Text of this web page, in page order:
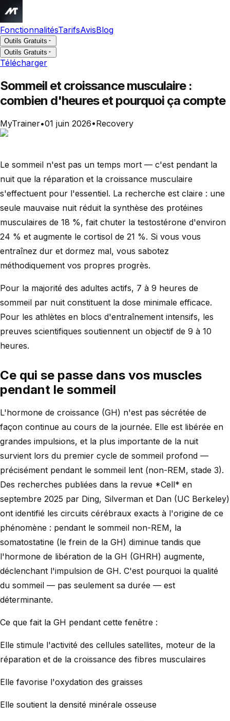
FonctionnalitésTarifsAvisBlog
Outils Gratuits
Outils Gratuits
Télécharger
Sommeil et croissance musculaire :
combien d'heures et pourquoi ça compte
MyTrainer•01 juin 2026•Recovery
Le sommeil n'est pas un temps mort — c'est pendant la
nuit que la réparation et la croissance musculaire
s'effectuent pour l'essentiel. La recherche est claire : une
seule mauvaise nuit réduit la synthèse des protéines
musculaires de 18 %, fait chuter la testostérone d'environ
24 % et augmente le cortisol de 21 %. Si vous vous
entraînez dur et dormez mal, vous sabotez
méthodiquement vos propres progrès.
Pour la majorité des adultes actifs, 7 à 9 heures de
sommeil par nuit constituent la dose minimale efficace.
Pour les athlètes en blocs d'entraînement intensifs, les
preuves scientifiques soutiennent un objectif de 9 à 10
heures.
Ce qui se passe dans vos muscles
pendant le sommeil
L'hormone de croissance (GH) n'est pas sécrétée de
façon continue au cours de la journée. Elle est libérée en
grandes impulsions, et la plus importante de la nuit
survient lors du premier cycle de sommeil profond —
précisément pendant le sommeil lent (non-REM, stade 3).
Des recherches publiées dans la revue *Cell* en
septembre 2025 par Ding, Silverman et Dan (UC Berkeley)
ont identifié les circuits cérébraux exacts à l'origine de ce
phénomène : pendant le sommeil non-REM, la
somatostatine (le frein de la GH) diminue tandis que
l'hormone de libération de la GH (GHRH) augmente,
déclenchant l'impulsion de GH. C'est pourquoi la qualité
du sommeil — pas seulement sa durée — est
déterminante.
Ce que fait la GH pendant cette fenêtre :
Elle stimule l'activité des cellules satellites, moteur de la
réparation et de la croissance des fibres musculaires
Elle favorise l'oxydation des graisses
Elle soutient la densité minérale osseuse